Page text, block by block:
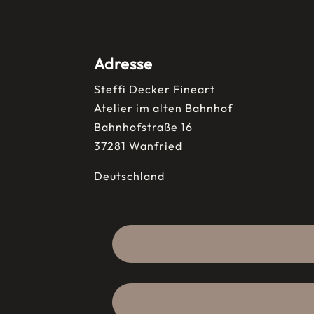
Adresse
Steffi Decker Fineart
Atelier im alten Bahnhof
Bahnhofstraße 16
37281 Wanfried
Deutschland